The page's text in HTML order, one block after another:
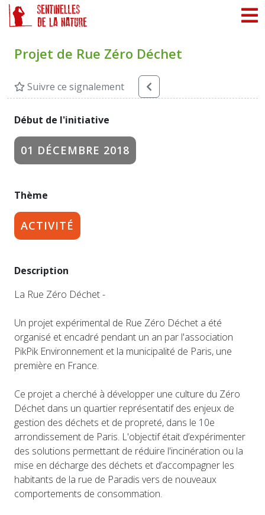
Projet de Rue Zéro Déchet
Suivre ce signalement
Début de l'initiative
01 DÉCEMBRE 2018
Thème
ACTIVITÉ
Description
La Rue Zéro Déchet -
Un projet expérimental de Rue Zéro Déchet a été
organisé et encadré pendant un an par l'association
PikPik Environnement et la municipalité de Paris, une
première en France.
Ce projet a cherché à développer une culture du Zéro
Déchet dans un quartier représentatif des enjeux de
gestion des déchets et de propreté, dans le 10e
arrondissement de Paris. L'objectif était d’expérimenter
des solutions permettant de réduire l'incinération ou la
mise en décharge des déchets et d’accompagner les
habitants de la rue de Paradis vers de nouveaux
comportements de consommation.
Panneau de gestion des cookies